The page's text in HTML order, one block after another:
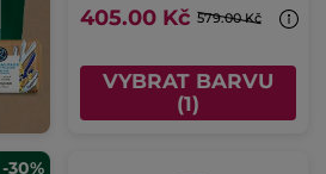
405.00 Kč 579.00 Kč
VYBRAT BARVU
(1)
-30%